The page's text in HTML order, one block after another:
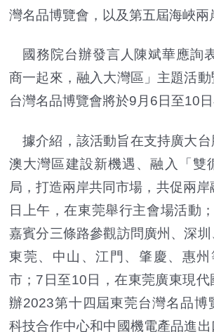
灣名品博覽會，以及第五屆海峽兩
國務院台辦發言人陳斌華應詢
商一起來，融入大灣區」主題活
台灣名品博覽會將於9月6日至10日
據介紹，該活動旨在支持廣大
澳大灣區建設新機遇、融入「雙
局，打造兩岸共同市場，共促兩
日上午，在東莞舉行主會場活動
嘉賓分三條路參觀訪問廣州、深圳
東莞、中山、江門、肇慶、惠
市；7日至10日，在東莞廣東現代
辦2023第十四屆東莞台灣名品博
科技合作中心和中國機電產品進